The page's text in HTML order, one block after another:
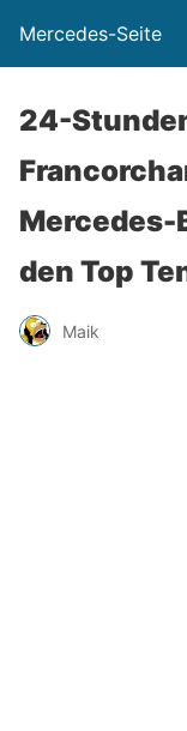
Mercedes-Seite
24-
Mercedes-
den Top
Maik